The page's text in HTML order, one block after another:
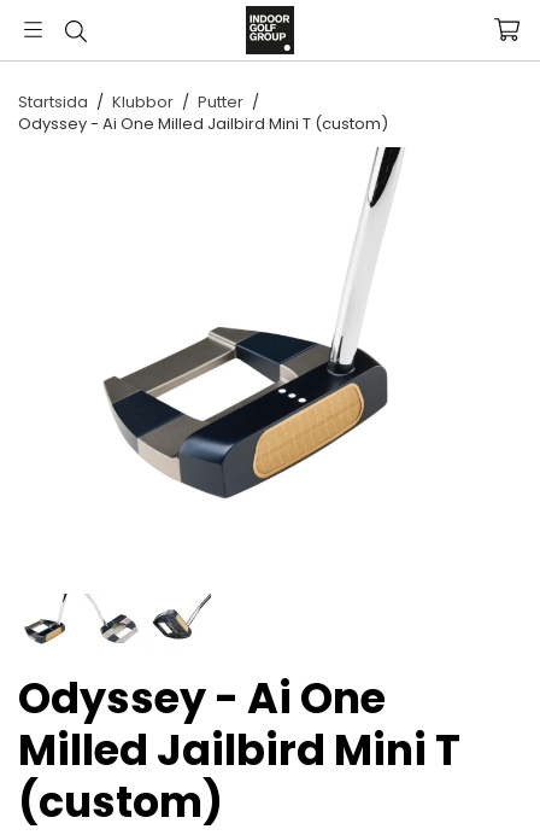
Startsida / Klubbor / Putter /
Odyssey - Ai One Milled Jailbird Mini T (custom)
Odyssey - Ai One
Milled Jailbird Mini T
(custom)